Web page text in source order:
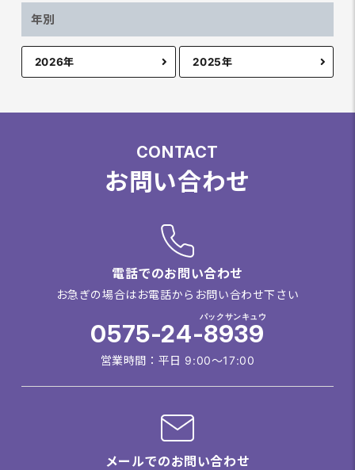
年別
2026年 2025年
お問い合わせ
CONTACT
電話でのお問い合わせ
お急ぎの場合はお電話からお問い合わせ下さい
0575-24-8939
パックサンキュウ
営業時間：平日 9:00～17:00
メールでのお問い合わせ